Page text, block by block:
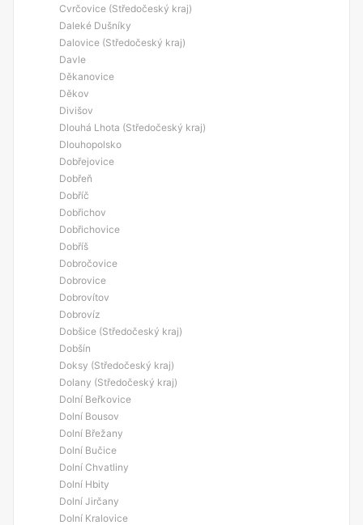
Cvrčovice (Středočeský kraj)
Daleké Dušníky
Dalovice (Středočeský kraj)
Davle
Děkanovice
Děkov
Divišov
Dlouhá Lhota (Středočeský kraj)
Dlouhopolsko
Dobřejovice
Dobřeň
Dobříč
Dobřichov
Dobřichovice
Dobříš
Dobročovice
Dobrovice
Dobrovítov
Dobrovíz
Dobšice (Středočeský kraj)
Dobšín
Doksy (Středočeský kraj)
Dolany (Středočeský kraj)
Dolní Beřkovice
Dolní Bousov
Dolní Břežany
Dolní Bučice
Dolní Chvatliny
Dolní Hbity
Dolní Jirčany
Dolní Kralovice